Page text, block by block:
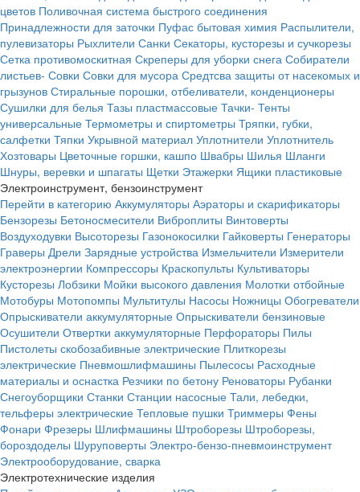
цветов Поливочная система быстрого соединения
Принадлежности для заточки Пуфас бытовая химия Распылители,
пулевизаторы Рыхлители Санки Секаторы, кусторезы и сучкорезы
Сетка противомоскитная Скреперы для уборки снега Собиратели
листьев- Совки Совки для мусора Средтсва защиты от насекомых и
грызунов Стиральные порошки, отбеливатели, конденционеры
Сушилки для белья Тазы пластмассовые Тачки- Тенты
универсальные Термометры и спиртометры Тряпки, губки,
салфетки Тяпки Укрывной материал Уплотнители Уплотнитель
Хозтовары Цветочные горшки, кашпо Швабры Шилья Шланги
Шнуры, веревки и шпагаты Щетки Этажерки Ящики пластиковые
Электроинструмент, бензоинструмент
Перейти в категорию Аккумуляторы Аэраторы и скарификаторы
Бензорезы Бетоносмесители Виброплиты Винтоверты
Воздуходувки Высоторезы Газонокосилки Гайковерты Генераторы
Граверы Дрели Зарядные устройства Измельчители Измерители
электроэнергии Компрессоры Краскопульты Культиваторы
Кусторезы Лобзики Мойки высокого давления Молотки отбойные
Мотобуры Мотопомпы Мультитулы Насосы Ножницы Обогреватели
Опрыскиватели аккумуляторные Опрыскиватели бензиновые
Осушители Отвертки аккумуляторные Перфораторы Пилы
Пистолеты скобозабивные электрические Плиткорезы
электрические Пневмошлифмашины Пылесосы Расходные
материалы и оснастка Резчики по бетону Реноваторы Рубанки
Снегоуборщики Станки Станции насосные Тали, лебедки,
тельферы электрические Тепловые пушки Триммеры Фены
Фонари Фрезеры Шлифмашины Штроборезы Штроборезы,
бороздоделы Шуруповерты Электро-бензо-пневмоинструмент
Электрооборудование, сварка
Электротехнические изделия